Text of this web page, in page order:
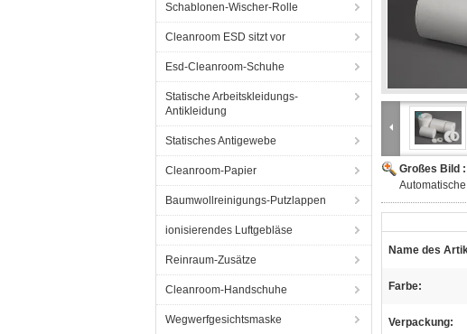
Schablonen-Wischer-Rolle
Cleanroom ESD sitzt vor
Esd-Cleanroom-Schuhe
Statische Arbeitskleidungs-
Antikleidung
Statisches Antigewebe
Cleanroom-Papier
Baumwollreinigungs-Putzlappen
ionisierendes Luftgebläse
Reinraum-Zusätze
Cleanroom-Handschuhe
Wegwerfgesichtsmaske
Großes Bild :
Name des
Farbe:
Verpackung: